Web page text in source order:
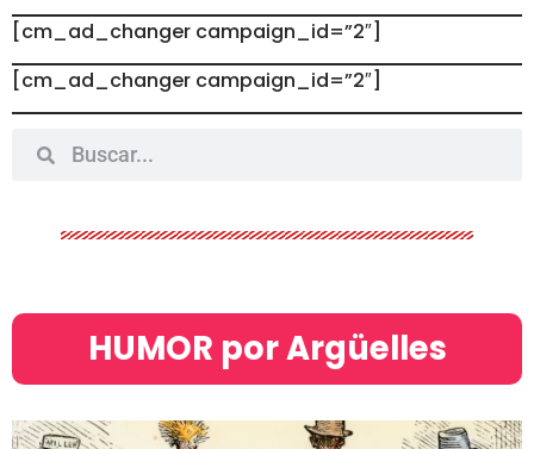
[cm_ad_changer campaign_id=”2″]
[cm_ad_changer campaign_id=”2″]
HUMOR por Argüelles​